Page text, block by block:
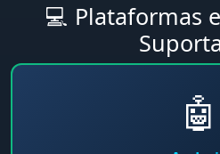
💻 Plataformas
🤖